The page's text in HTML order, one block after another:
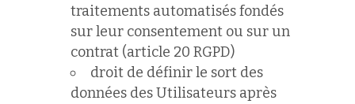
traitements automatisés fondés
sur leur consentement ou sur un
contrat (article 20 RGPD)
droit de définir le sort des
données des Utilisateurs après